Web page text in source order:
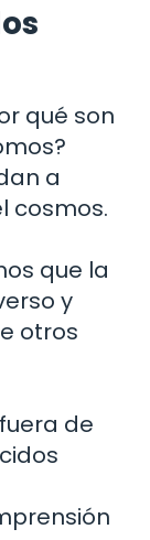
qué son
a
cosmos.
que la
y
otros
de